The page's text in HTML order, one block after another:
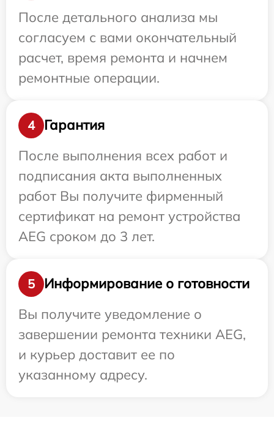
После детального анализа мы
согласуем с вами окончательный
расчет, время ремонта и начнем
ремонтные операции.
4
Гарантия
После выполнения всех работ и
подписания акта выполненных
работ Вы получите фирменный
сертификат на ремонт устройства
AEG сроком до 3 лет.
5
Информирование о готовности
Вы получите уведомление о
завершении ремонта техники AEG,
и курьер доставит ее по
указанному адресу.